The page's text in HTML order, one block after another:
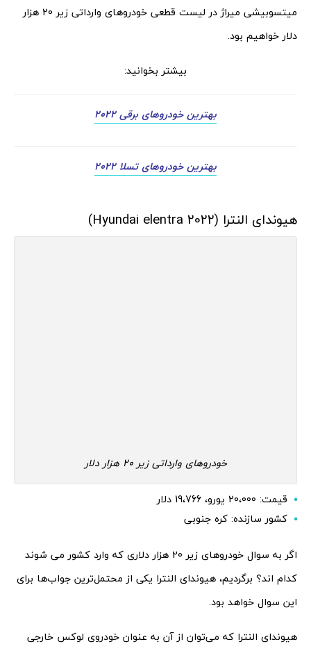
میتسوبیشی میراژ در لیست قطعی خودروهای وارداتی زیر 20 هزار
دلار خواهیم بود.
بیشتر بخوانید:
بهترین خودروهای برقی 2022
بهترین خودروهای تسلا 2022
هیوندای النترا (Hyundai elentra 2022)
خودروهای وارداتی زیر 20 هزار دلار
قیمت: 20،000 یورو، 19،766 دلار
کشور سازنده: کره جنوبی
اگر به سوال خودروهای زیر 20 هزار دلاری که وارد کشور می شوند
کدام اند؟ برگردیم، هیوندای النترا یکی از محتمل‌ترین جواب‌ها برای
این سوال خواهد بود.
هیوندای النترا که می‌توان از آن به عنوان خودروی لوکس خارجی